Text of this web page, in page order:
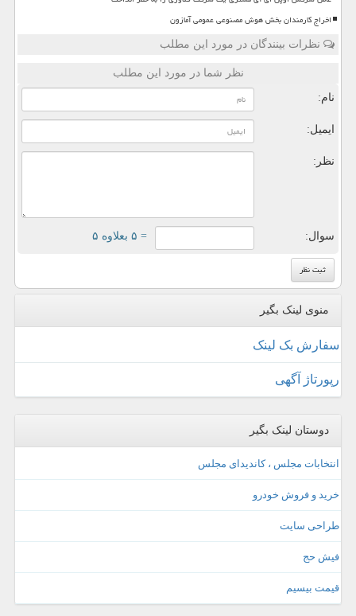
اخراج کارمندان بخش هوش مصنوعی عمومی آمازون
نظرات بینندگان در مورد این مطلب
نظر شما در مورد این مطلب
نام:
ایمیل:
نظر:
سوال: = ۵ بعلاوه ۵
منوی لینک بگیر
سفارش بک لینک
رپورتاژ آگهی
دوستان لینک بگیر
انتخابات مجلس ، کاندیدای مجلس
خرید و فروش خودرو
طراحی سایت
فیش حج
قیمت بیسیم